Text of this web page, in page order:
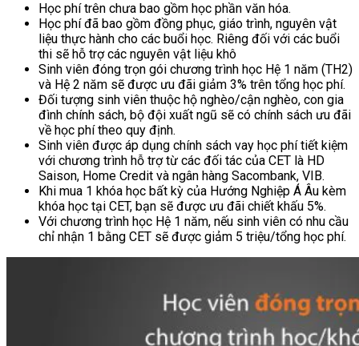
Học phí trên chưa bao gồm học phần văn hóa.
Học phí đã bao gồm đồng phục, giáo trình, nguyên vật
liệu thực hành cho các buổi học. Riêng đối với các buổi
thi sẽ hỗ trợ các nguyên vật liệu khô
Sinh viên đóng trọn gói chương trình học Hệ 1 năm (TH2)
và Hệ 2 năm sẽ được ưu đãi giảm 3% trên tổng học phí.
Đối tượng sinh viên thuộc hộ nghèo/cận nghèo, con gia
đình chính sách, bộ đội xuất ngũ sẽ có chính sách ưu đãi
về học phí theo quy định.
Sinh viên được áp dụng chính sách vay học phí tiết kiệm
với chương trình hỗ trợ từ các đối tác của CET là HD
Saison, Home Credit và ngân hàng Sacombank, VIB.
Khi mua 1 khóa học bất kỳ của Hướng Nghiệp Á Âu kèm
khóa học tại CET, bạn sẽ được ưu đãi chiết khấu 5%.
Với chương trình học Hệ 1 năm, nếu sinh viên có nhu cầu
chỉ nhận 1 bằng CET sẽ được giảm 5 triệu/tổng học phí.